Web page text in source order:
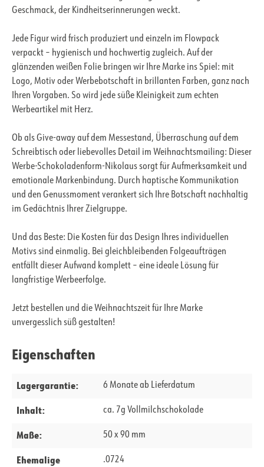
Geschmack, der Kindheitserinnerungen weckt.
Jede Figur wird frisch produziert und einzeln im Flowpack
verpackt – hygienisch und hochwertig zugleich. Auf der
glänzenden weißen Folie bringen wir Ihre Marke ins Spiel: mit
Logo, Motiv oder Werbebotschaft in brillanten Farben, ganz nach
Ihren Vorgaben. So wird jede süße Kleinigkeit zum echten
Werbeartikel mit Herz.
Ob als Give-away auf dem Messestand, Überraschung auf dem
Schreibtisch oder liebevolles Detail im Weihnachtsmailing: Dieser
Werbe-Schokoladenform-Nikolaus sorgt für Aufmerksamkeit und
emotionale Markenbindung. Durch haptische Kommunikation
und den Genussmoment verankert sich Ihre Botschaft nachhaltig
im Gedächtnis Ihrer Zielgruppe.
Und das Beste: Die Kosten für das Design Ihres individuellen
Motivs sind einmalig. Bei gleichbleibenden Folgeaufträgen
entfällt dieser Aufwand komplett – eine ideale Lösung für
langfristige Werbeerfolge.
Jetzt bestellen und die Weihnachtszeit für Ihre Marke
unvergesslich süß gestalten!
Eigenschaften
Lagergarantie: 6 Monate ab Lieferdatum
Inhalt: ca. 7g Vollmilchschokolade
Maße: 50 x 90 mm
Ehemalige
.0724